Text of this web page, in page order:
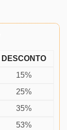
DESCONTO
15%
25%
35%
53%